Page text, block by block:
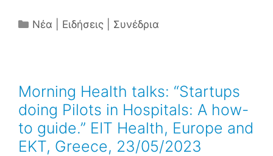
Κατηγορίες
Νέα | Ειδήσεις | Συνέδρια
Morning Health talks: “Startups
doing Pilots in Hospitals: A how-
to guide.” ΕΙΤ Health, Europe and
ΕΚΤ, Greece, 23/05/2023